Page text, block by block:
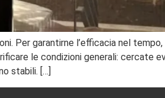
Per garantirne l’efficacia nel
le condizioni generali: cercate
stabili. […]